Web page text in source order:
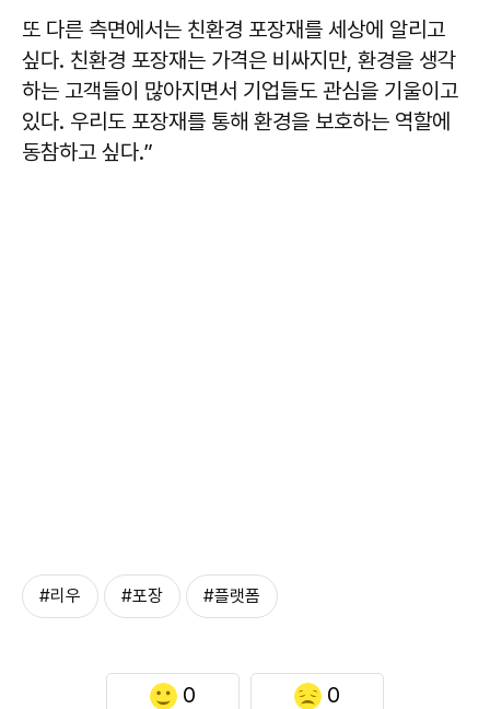
또 다른 측면에서는 친환경 포장재를 세상에 알리고
싶다. 친환경 포장재는 가격은 비싸지만, 환경을 생각
하는 고객들이 많아지면서 기업들도 관심을 기울이고
있다. 우리도 포장재를 통해 환경을 보호하는 역할에
동참하고 싶다.”
#리우 #포장 #플랫폼
0 0